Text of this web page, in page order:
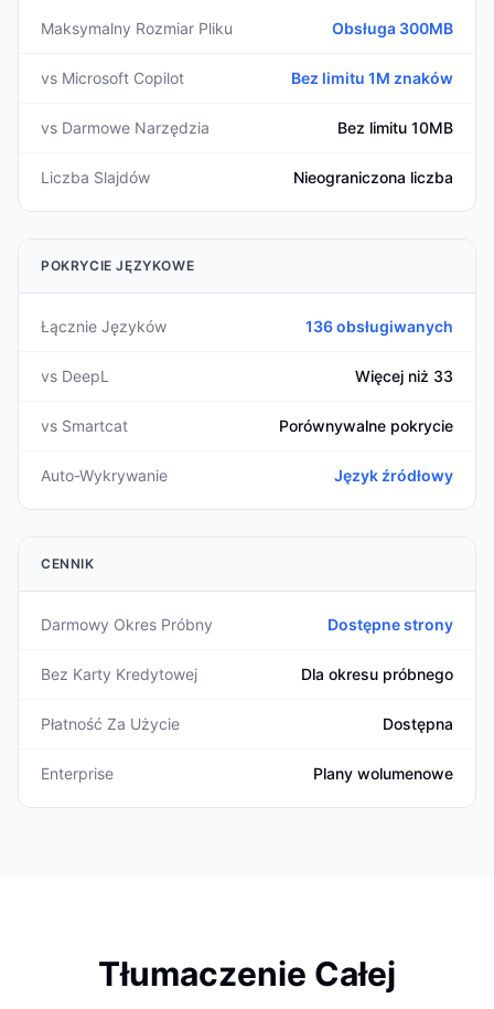
Maksymalny Rozmiar Pliku Obsługa 300MB
vs Microsoft Copilot Bez limitu 1M znaków
vs Darmowe Narzędzia Bez limitu 10MB
Liczba Slajdów Nieograniczona liczba
POKRYCIE JĘZYKOWE
Łącznie Języków 136 obsługiwanych
vs DeepL Więcej niż 33
vs Smartcat Porównywalne pokrycie
Auto-Wykrywanie Język źródłowy
CENNIK
Darmowy Okres Próbny Dostępne strony
Bez Karty Kredytowej Dla okresu próbnego
Płatność Za Użycie Dostępna
Enterprise Plany wolumenowe
Tłumaczenie Całej